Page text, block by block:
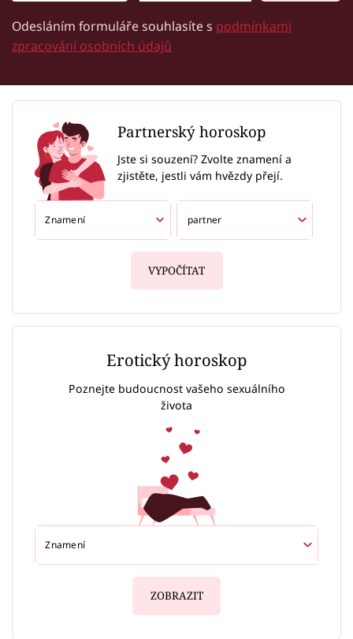
Odesláním formuláře souhlasíte s podmínkami
zpracování osobních údajů
Partnerský horoskop
Jste si souzení? Zvolte znamení a
zjistěte, jestli vám hvězdy přejí.
VYPOČÍTAT
Erotický horoskop
Poznejte budoucnost vašeho sexuálního
života
ZOBRAZIT